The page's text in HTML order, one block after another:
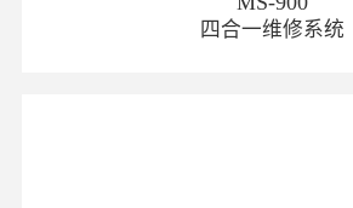
四合一维修系统